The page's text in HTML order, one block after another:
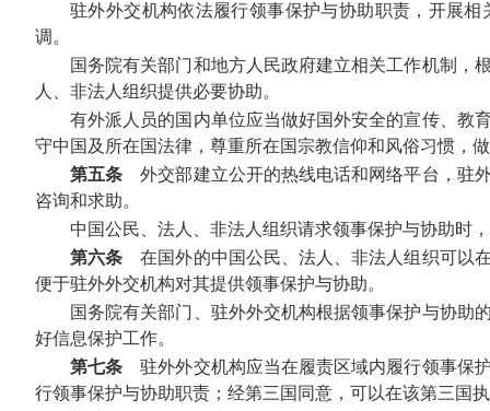
驻外外交机构依法履行领事保护与协助职责，开展
调。
国务院有关部门和地方人民政府建立相关工作机制，
人、非法人组织提供必要协助。
有外派人员的国内单位应当做好国外安全的宣传、教
守中国及所在国法律，尊重所在国宗教信仰和风俗习惯，
第五条 外交部建立公开的热线电话和网络平台，驻
咨询和求助。
中国公民、法人、非法人组织请求领事保护与协助时
第六条 在国外的中国公民、法人、非法人组织可以
便于驻外外交机构对其提供领事保护与协助。
国务院有关部门、驻外外交机构根据领事保护与协助
好信息保护工作。
第七条 驻外外交机构应当在履责区域内履行领事保
行领事保护与协助职责；经第三国同意，可以在该第三国